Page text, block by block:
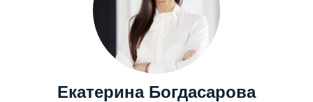
Екатерина Богдасарова